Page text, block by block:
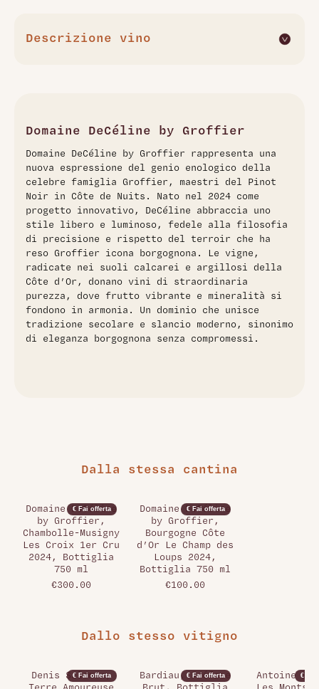
Descrizione vino
fragola confita, delicatamente sfumati da note di violetta e
moderata conferisce al vino una complessità raffinata e
una lunghezza notevole. Prodotto dal rinomato Domaine
Groffier, il 2024 rappresenta l'eccellenza della tradizione
borgognona, ideale per accompagnare carni bianche,
volatili e formaggi fini.
Domaine DeCéline by Groffier
Domaine DeCéline by Groffier rappresenta una
nuova espressione del genio enologico della
celebre famiglia Groffier, maestri del Pinot
Noir in Côte de Nuits. Nato nel 2024 come
progetto innovativo, DeCéline abbraccia uno
stile libero e luminoso, fedele alla filosofia
di precisione e rispetto del terroir che ha
reso Groffier icona borgognona. Le vigne,
radicate nei suoli calcarei e argillosi della
Côte d’Or, donano vini di straordinaria
purezza, dove frutto vibrante e mineralità si
fondono in armonia. Un dominio che unisce
tradizione secolare e slancio moderno, sinonimo
di eleganza borgognona senza compromessi.
Dalla stessa cantina
€ Fai offerta
Domaine DeCéline
by Groffier,
Chambolle-Musigny
Les Croix 1er Cru
2024, Bottiglia
750 ml
€300.00
€ Fai offerta
Domaine DeCéline
by Groffier,
Bourgogne Côte
d’Or Le Champ des
Loups 2024,
Bottiglia 750 ml
€100.00
Dallo stesso vitigno
€ Fai offerta
Denis Salomon,
€ Fai offerta
Bardiau, Préface
€ Fai
Antoine